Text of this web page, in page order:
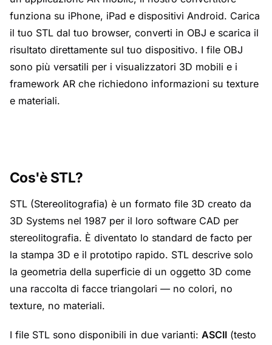
funziona su iPhone, iPad e dispositivi Android. Carica
il tuo STL dal tuo browser, converti in OBJ e scarica il
risultato direttamente sul tuo dispositivo. I file OBJ
sono più versatili per i visualizzatori 3D mobili e i
framework AR che richiedono informazioni su texture
e materiali.
Cos'è STL?
STL (Stereolitografia) è un formato file 3D creato da
3D Systems nel 1987 per il loro software CAD per
stereolitografia. È diventato lo standard de facto per
la stampa 3D e il prototipo rapido. STL descrive solo
la geometria della superficie di un oggetto 3D come
una raccolta di facce triangolari — no colori, no
texture, no materiali.
I file STL sono disponibili in due varianti: ASCII (testo